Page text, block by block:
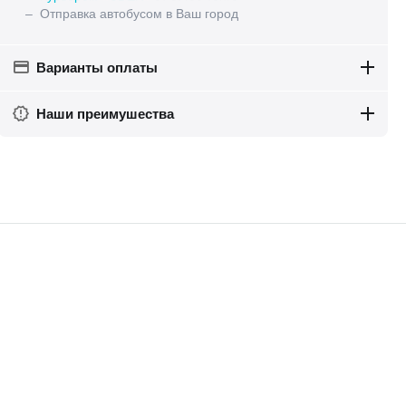
– Отправка автобусом в Ваш город
Варианты оплаты
Наши преимушества